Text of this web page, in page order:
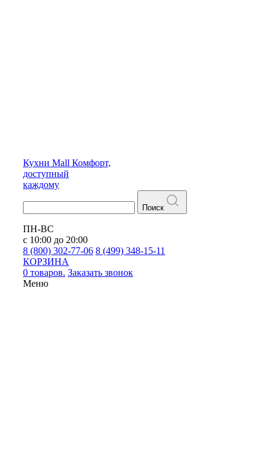
Кухни Mall Комфорт,
доступный
каждому
Поиск
ПН-ВС
с 10:00 до 20:00
8 (800) 302-77-06 8 (499) 348-15-11
КОРЗИНА
0 товаров. Заказать звонок
Меню